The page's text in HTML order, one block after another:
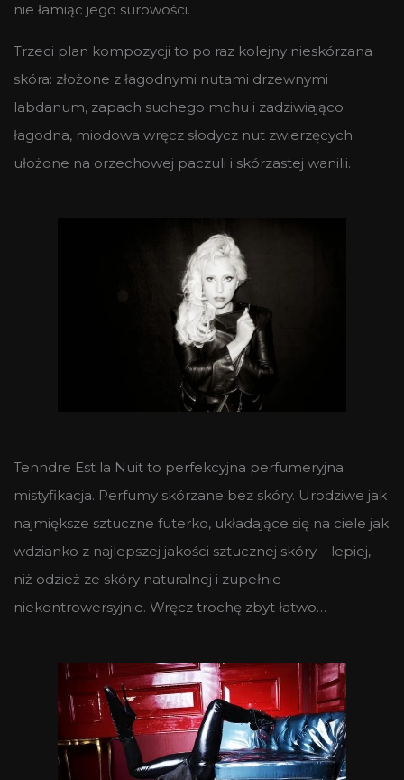
nie łamiąc jego surowości.
Trzeci plan kompozycji to po raz kolejny nieskórzana
skóra: złożone z łagodnymi nutami drzewnymi
labdanum, zapach suchego mchu i zadziwiająco
łagodna, miodowa wręcz słodycz nut zwierzęcych
ułożone na orzechowej paczuli i skórzastej wanilii.
Tenndre Est la Nuit to perfekcyjna perfumeryjna
mistyfikacja. Perfumy skórzane bez skóry. Urodziwe jak
najmiększe sztuczne futerko, układające się na ciele jak
wdzianko z najlepszej jakości sztucznej skóry – lepiej,
niż odzież ze skóry naturalnej i zupełnie
niekontrowersyjnie. Wręcz trochę zbyt łatwo…